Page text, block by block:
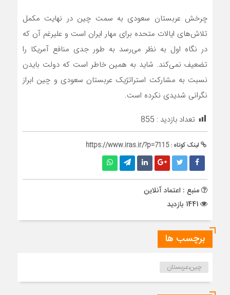
چرخش عربستان سعودی به سمت چین در نهایت مکمل
تلاش‌های ایالات متحده برای مهار ایران است و علیرغم آن که
در نگاه اول به نظر می‌رسد به طور جدی منافع آمریکا را
تضعیف نمی‌کند. شاید به همین خاطر است که دولت بایدن
نسبت به مشارکت استراتژیک عربستان سعودی و چین ابراز
نگرانی شدیدی نکرده است.
تعداد بازدید : 855
لینک کوتاه :https://www.iras.ir/?p=7115
منبع : اعتماد آنلاین
برچسب ها
چین،عربستان